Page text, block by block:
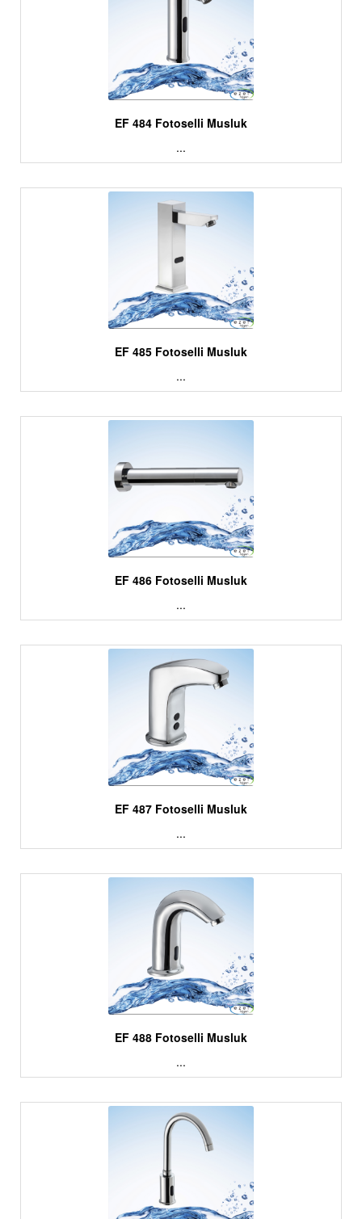
EF 484 Fotoselli Musluk
...
EF 485 Fotoselli Musluk
...
EF 486 Fotoselli Musluk
...
EF 487 Fotoselli Musluk
...
EF 488 Fotoselli Musluk
...